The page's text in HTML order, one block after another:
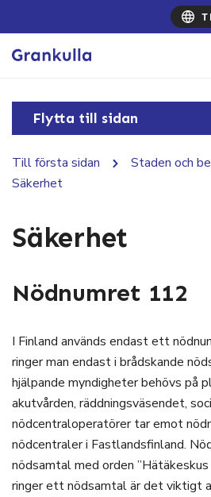
Flytta till sidan
Till första sidan
Staden och
Säkerhet
Säkerhet
Nödnumret 112
I Finland används endast ett
ringer man endast i brådskande
hjälpande myndigheter behövs på
akutvården, räddningsväsendet,
nödcentraloperatörer tar emot
nödcentraler i Fastlandsfinland.
nödsamtal med orden
ringer ett nödsamtal är det viktigt